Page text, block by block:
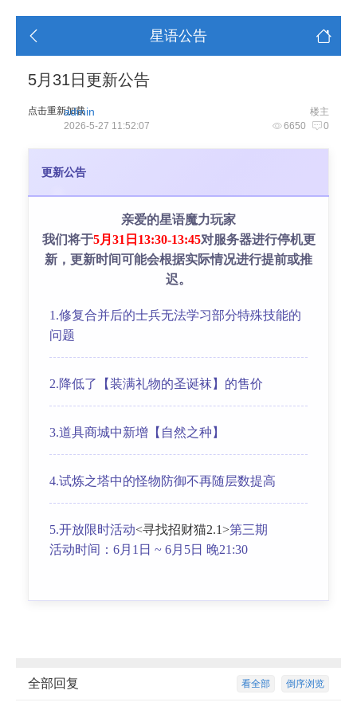
星语公告
5月31日更新公告
点击重新加载 楼主
admin
6650 0
2026-5-27 11:52:07
更新公告
亲爱的星语魔力玩家
我们将于5月31日13:30-13:45对服务器进行停机更
新，更新时间可能会根据实际情况进行提前或推
迟。
1.修复合并后的士兵无法学习部分特殊技能的
问题
2.降低了【装满礼物的圣诞袜】的售价
3.道具商城中新增【自然之种】
4.试炼之塔中的怪物防御不再随层数提高
5.开放限时活动<寻找招财猫2.1>第三期
活动时间：6月1日 ~ 6月5日 晚21:30
倒序浏览
看全部
全部回复